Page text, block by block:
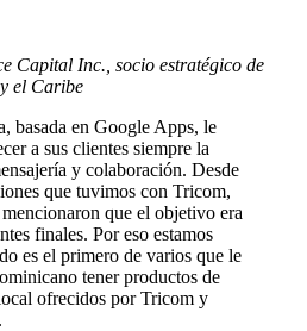
Capital Inc., socio estratégico de
el Caribe
basada en Google Apps, le
a sus clientes siempre la
y colaboración. Desde
que tuvimos con Tricom,
que el objetivo era
finales. Por eso estamos
es el primero de varios que le
tener productos de
ofrecidos por Tricom y